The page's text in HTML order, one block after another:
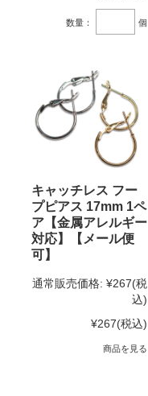
数量： 個
キャッチレス フー
プピアス 17mm 1ペ
ア【金属アレルギー
対応】【メール便
可】
通常販売価格: ¥267(税
込)
¥267(税込)
商品を見る